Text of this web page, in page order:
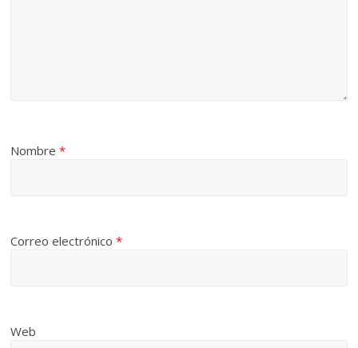
Nombre*
Correo electrónico*
Web